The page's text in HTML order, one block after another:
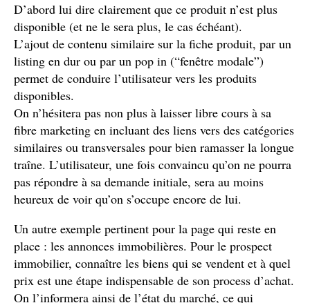
D’abord lui dire clairement que ce produit n’est plus
disponible (et ne le sera plus, le cas échéant).
L’ajout de contenu similaire sur la fiche produit, par un
listing en dur ou par un pop in (“fenêtre modale”)
permet de conduire l’utilisateur vers les produits
disponibles.
On n’hésitera pas non plus à laisser libre cours à sa
fibre marketing en incluant des liens vers des catégories
similaires ou transversales pour bien ramasser la longue
traîne. L’utilisateur, une fois convaincu qu’on ne pourra
pas répondre à sa demande initiale, sera au moins
heureux de voir qu’on s’occupe encore de lui.
Un autre exemple pertinent pour la page qui reste en
place : les annonces immobilières. Pour le prospect
immobilier, connaître les biens qui se vendent et à quel
prix est une étape indispensable de son process d’achat.
On l’informera ainsi de l’état du marché, ce qui